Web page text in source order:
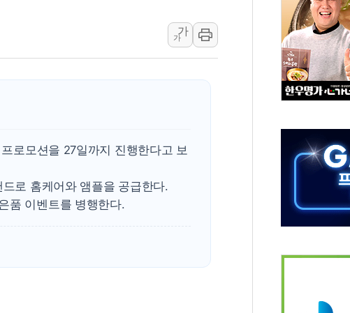
연일 폭염에 온열질환 사망 23명…정부, 비상대응
中 전방위 아파트 부양, 수도 베이징도 부동산 규제
인제 용대리 계곡서 수위 상승으로 피서객 7명 고
동해시, 11~14일 '별똥별 멍' 운영…페르세우스 유
강원 중·남부 동해안 시간당 50mm 이상 폭우…호
폭염에 車 운전면허 기능시험 오전 집중 편성…체
가
가
로모션을 27일까지 진행한다고 보
로 홈케어와 앰플을 공급한다.
품 이벤트를 병행한다.